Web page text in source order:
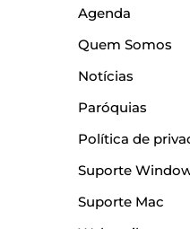
Agenda
Quem Somos
Notícias
Paróquias
Política de
Suporte
Suporte Mac